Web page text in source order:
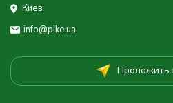
Киев
info@pike.ua
Проложить